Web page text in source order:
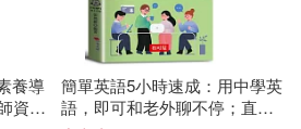
崔西・阿靈頓(2)
提姆．漢彌爾頓(2)
天地出版社(4)
尖端(4)
養導
資格
簡單英語5小時速成：用中學英
語，即可和老外聊不停；直覺